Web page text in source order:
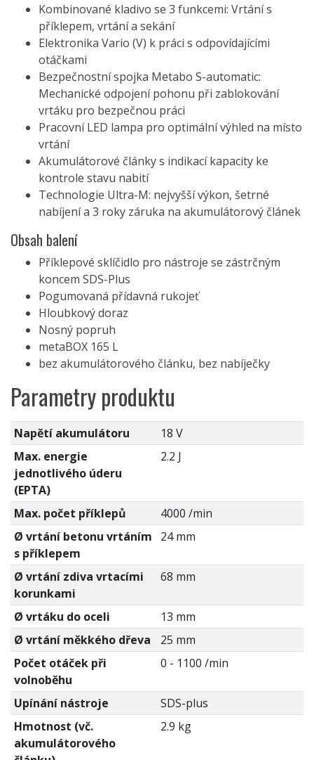
Kombinované kladivo se 3 funkcemi: Vrtání s
příklepem, vrtání a sekání
Elektronika Vario (V) k práci s odpovídajícími
otáčkami
Bezpečnostní spojka Metabo S-automatic:
Mechanické odpojení pohonu při zablokování
vrtáku pro bezpečnou práci
Pracovní LED lampa pro optimální výhled na místo
vrtání
Akumulátorové články s indikací kapacity ke
kontrole stavu nabití
Technologie Ultra-M: nejvyšší výkon, šetrné
nabíjení a 3 roky záruka na akumulátorový článek
Obsah balení
Příklepové sklíčidlo pro nástroje se zástrčným
koncem SDS-Plus
Pogumovaná přídavná rukojeť
Hloubkový doraz
Nosný popruh
metaBOX 165 L
bez akumulátorového článku, bez nabíječky
Parametry produktu
Napětí akumulátoru
18 V
Max. energie
jednotlivého úderu
(EPTA)
2.2 J
Max. počet příklepů
4000 /min
Ø vrtání betonu vrtáním
s příklepem
24 mm
Ø vrtání zdiva vrtacími
korunkami
68 mm
Ø vrtáku do oceli
13 mm
Ø vrtání měkkého dřeva
25 mm
Počet otáček při
volnoběhu
0 - 1100 /min
Upínání nástroje
SDS-plus
Hmotnost (vč.
akumulátorového
2.9 kg